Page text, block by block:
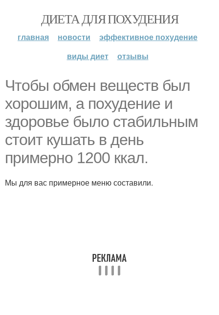
ДИЕТА ДЛЯ ПОХУДЕНИЯ
главная новости
эффективное похудение
виды диет
отзывы
Чтобы обмен веществ был
хорошим, а похудение и
здоровье было стабильным
стоит кушать в день
примерно 1200 ккал.
Мы для вас примерное меню составили.